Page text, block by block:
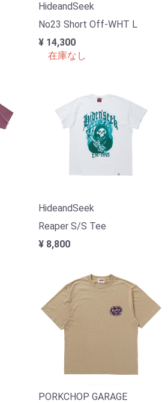
HideandSeek
No23 Short Off-WHT L
¥ 14,300
在庫なし
HideandSeek
Reaper S/S Tee
¥ 8,800
PORKCHOP GARAGE